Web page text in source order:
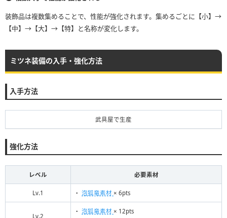
装飾品は複数集めることで、性能が強化されます。集めるごとに【小】→
【中】→【大】→【特】と名称が変化します。
ミツネ装備の入手・強化方法
入手方法
武具屋で生産
強化方法
レベル 必要素材
Lv.1 ・ 泡狐竜素材 × 6pts
Lv.2
・ 泡狐竜素材 × 12pts